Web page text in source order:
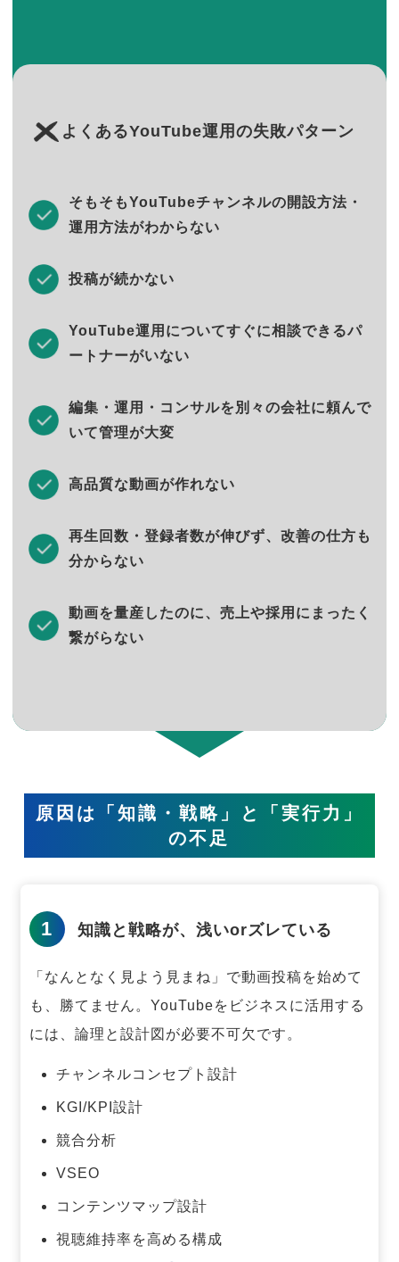
よくあるYouTube運用の失敗パターン
そもそもYouTubeチャンネルの開設方法・
運用方法がわからない
投稿が続かない
YouTube運用についてすぐに相談できるパ
ートナーがいない
編集・運用・コンサルを別々の会社に頼んで
いて管理が大変
高品質な動画が作れない
再生回数・登録者数が伸びず、改善の仕方も
分からない
動画を量産したのに、売上や採用にまったく
繋がらない
原因は「知識・戦略」と「実行力」
の不足
1 知識と戦略が、浅いorズレている
「なんとなく見よう見まね」で動画投稿を始めて
も、勝てません。 YouTubeをビジネスに活用する
には、論理と設計図が必要不可欠です。
チャンネルコンセプト設計
KGI/KPI設計
競合分析
VSEO
コンテンツマップ設計
視聴維持率を高める構成